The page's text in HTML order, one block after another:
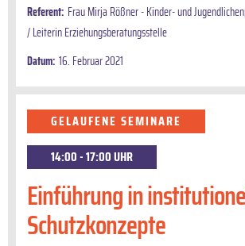
Referent: Frau Mirja Rößner - Kinder- und
/ Leiterin Erziehungsberatungsstelle
Datum: 16. Februar 2021
GELAUFENE SEMINARE
14:00 - 17:00 UHR
Einführung in
Schutzkonzepte